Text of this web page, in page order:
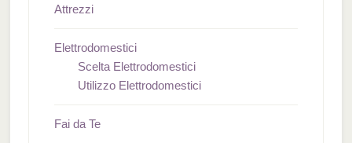
Attrezzi
Elettrodomestici
Scelta Elettrodomestici
Utilizzo Elettrodomestici
Fai da Te